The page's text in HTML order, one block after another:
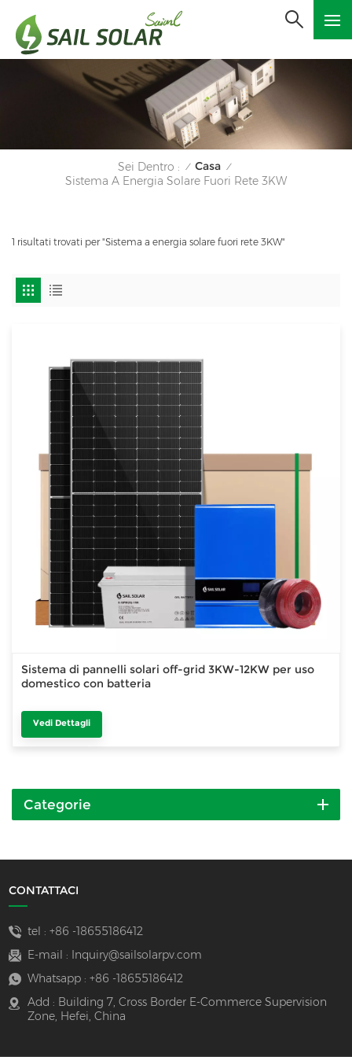
Sei Dentro : / Casa /
Sistema A Energia Solare Fuori Rete 3KW
1 risultati trovati per "Sistema a energia solare fuori rete 3KW"
Sistema di pannelli solari off-grid 3KW-12KW per uso
domestico con batteria
Vedi Dettagli
Categorie
CONTATTACI
tel : +86 -18655186412
E-mail :
Inquiry@sailsolarpv.com
Whatsapp : +86 -18655186412
Add : Building 7, Cross Border E-Commerce Supervision
Zone, Hefei, China